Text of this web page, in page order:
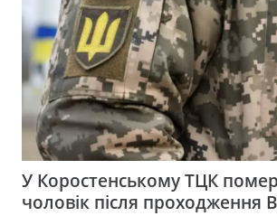
У Коростенському ТЦК
чоловік після проходження